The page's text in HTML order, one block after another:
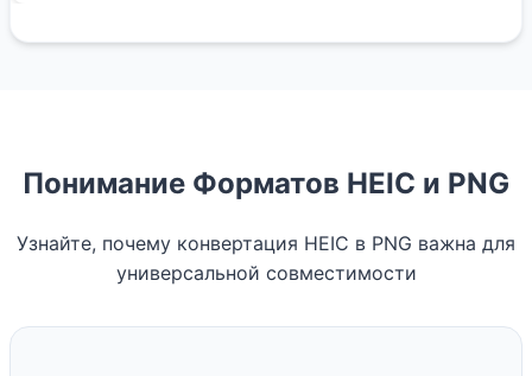
Понимание Форматов HEIC и PNG
Узнайте, почему конвертация HEIC в PNG важна для
универсальной совместимости